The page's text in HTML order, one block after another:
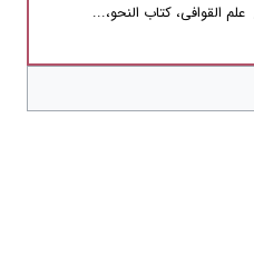
علم القوافى، کتاب النحو،...